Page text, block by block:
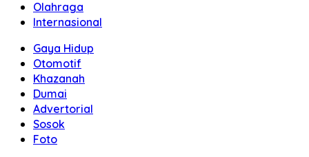
Olahraga
Internasional
Gaya Hidup
Otomotif
Khazanah
Dumai
Advertorial
Sosok
Foto